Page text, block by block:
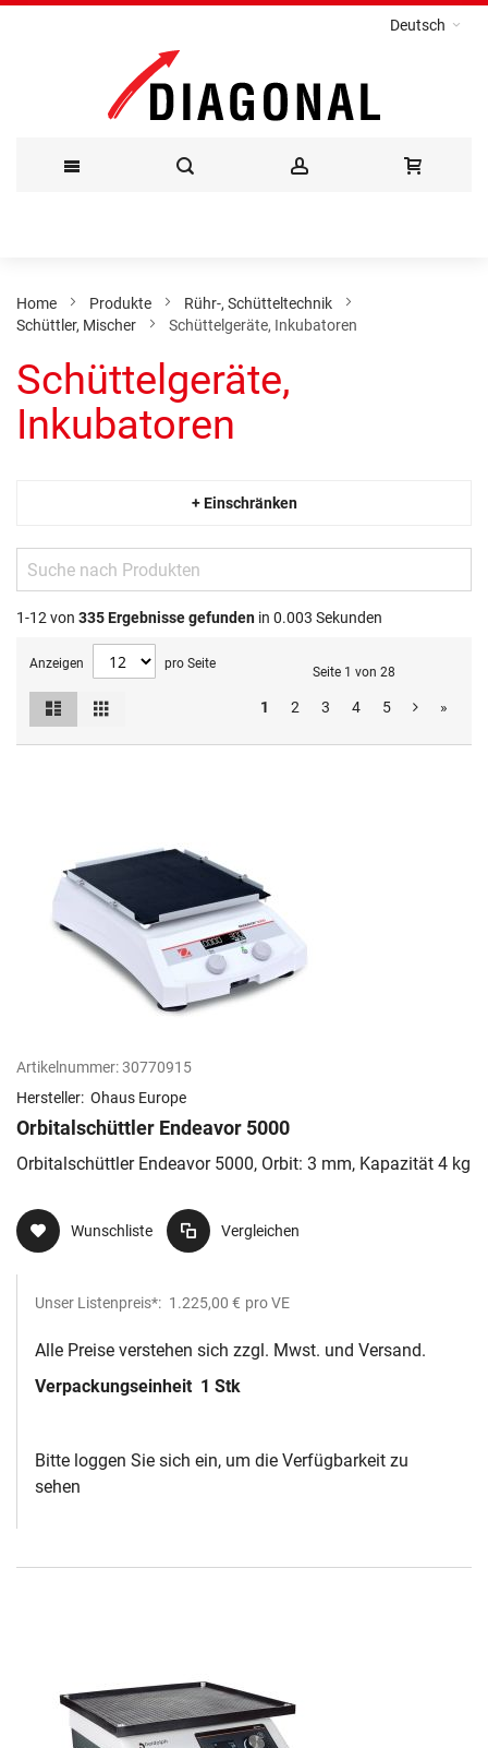
Deutsch
Inhalt
Home Produkte
Rühr-, Schütteltechnik
Schüttler, Mischer
Schüttelgeräte, Inkubatoren
Schüttelgeräte,
Inkubatoren
+ Einschränken
1-12 von 335Ergebnisse gefunden in 0.003 Sekunden
Anzeigen pro Seite
Seite 1 von 28
1 2 3 4 5 »
Ansicht
als
Artikelnummer:30770915
Hersteller: Ohaus Europe
Orbitalschüttler Endeavor 5000
Orbitalschüttler Endeavor 5000, Orbit: 3 mm, Kapazität 4 kg
Wunschliste Vergleichen
Unser Listenpreis*: 1.225,00 € pro VE
Alle Preise verstehen sich zzgl. Mwst. und Versand.
Verpackungseinheit 1 Stk
Bitte loggen Sie sich ein, um die Verfügbarkeit zu
sehen